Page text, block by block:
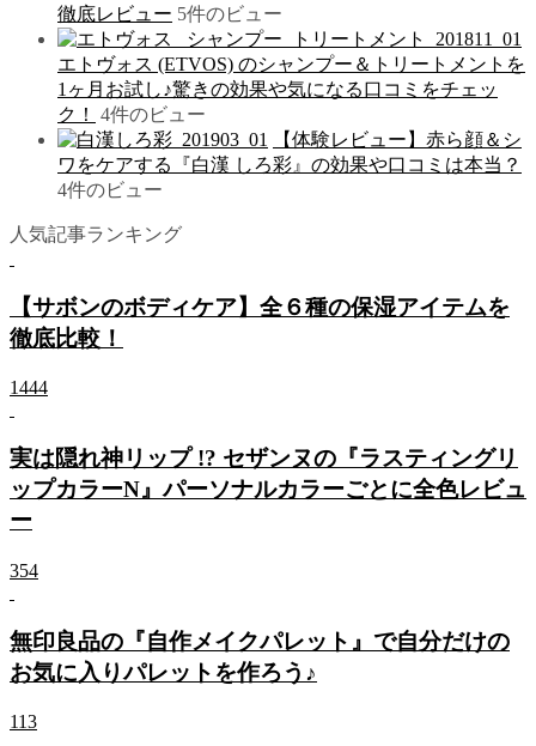
徹底レビュー 5件のビュー
エトヴォス (ETVOS) のシャンプー＆トリートメントを
1ヶ月お試し♪驚きの効果や気になる口コミをチェッ
ク！
4件のビュー
【体験レビュー】赤ら顔＆シ
ワをケアする『白漢 しろ彩』の効果や口コミは本当？
4件のビュー
人気記事ランキング
【サボンのボディケア】全６種の保湿アイテムを
徹底比較！
1444
実は隠れ神リップ !? セザンヌの『ラスティングリ
ップカラーN』パーソナルカラーごとに全色レビュ
ー
354
無印良品の『自作メイクパレット』で自分だけの
お気に入りパレットを作ろう♪
113